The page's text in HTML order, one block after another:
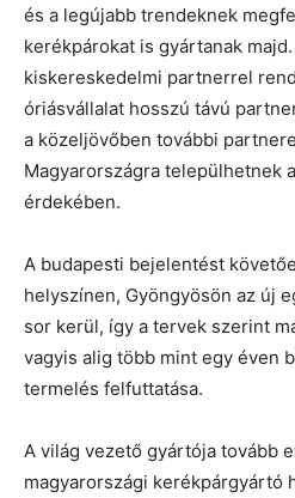
és a legújabb trendeknek
kerékpárokat is gyártanak
kiskereskedelmi partnerrel
óriásvállalat hosszú távú
a közeljövőben további
Magyarországra települhetnek
érdekében.
A budapesti bejelentést
helyszínen, Gyöngyösön az új
sor kerül, így a tervek szerint
vagyis alig több mint egy éven
termelés felfuttatása.
A világ vezető gyártója tovább
magyarországi kerékpárgyártó